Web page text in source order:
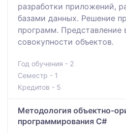
разработки приложений,
базами данных. Решение
программ. Представление
совокупности объектов.
Год обучения - 2
Семестр - 1
Кредитов - 5
Методология объектно-
программирования С#